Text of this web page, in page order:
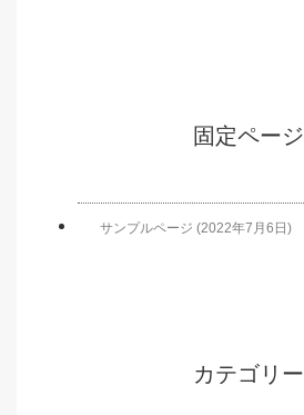
固定ページ
サンプルページ (2022年7月6日)
カテゴリー